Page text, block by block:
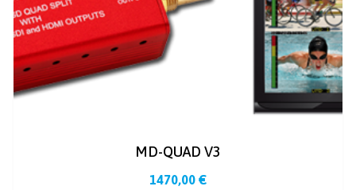
MD-QUAD V3
1470,00 €